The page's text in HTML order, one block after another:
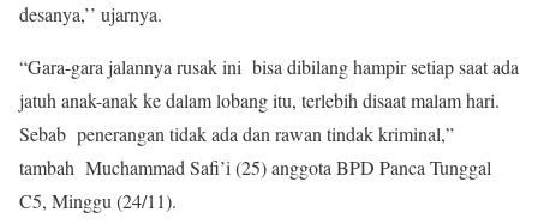
desanya,’’ ujarnya.
“Gara-gara jalannya rusak ini bisa dibilang hampir setiap saat ada
jatuh anak-anak ke dalam lobang itu, terlebih disaat malam hari.
Sebab penerangan tidak ada dan rawan tindak kriminal,”
tambah Muchammad Safi’i (25) anggota BPD Panca Tunggal
C5, Minggu (24/11).